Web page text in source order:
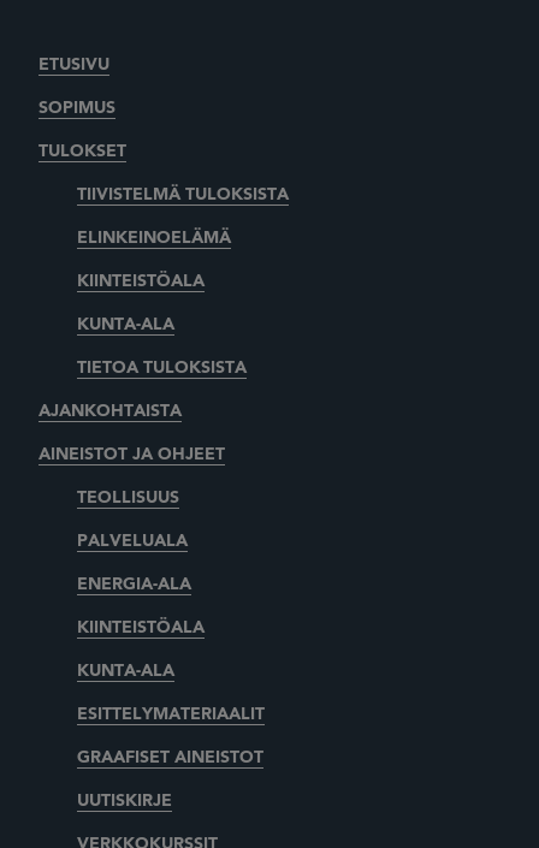
ETUSIVU
SOPIMUS
TULOKSET
TIIVISTELMÄ TULOKSISTA
ELINKEINOELÄMÄ
KIINTEISTÖALA
KUNTA-ALA
TIETOA TULOKSISTA
AJANKOHTAISTA
AINEISTOT JA OHJEET
TEOLLISUUS
PALVELUALA
ENERGIA-ALA
KIINTEISTÖALA
KUNTA-ALA
ESITTELYMATERIAALIT
GRAAFISET AINEISTOT
UUTISKIRJE
VERKKOKURSSIT